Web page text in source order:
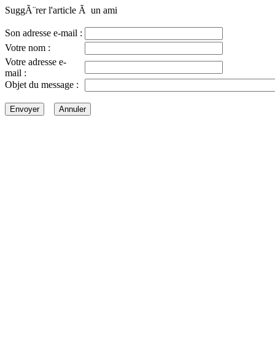
SuggÃ¨rer l'article Ã un ami
Son adresse e-mail :
Votre nom :
Votre adresse e-
mail :
Objet du message :